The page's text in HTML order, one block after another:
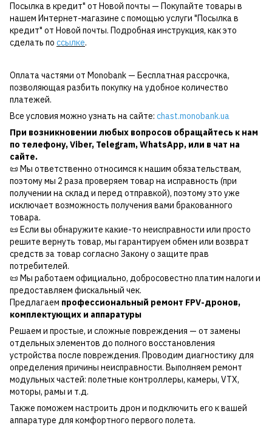
Посылка в кредит" от Новой почты — Покупайте товары в
нашем Интернет-магазине с помощью услуги "Посылка в
кредит" от Новой почты. Подробная инструкция, как это
сделать по ссылке.
Оплата частями от Monobank — Бесплатная рассрочка,
позволяющая разбить покупку на удобное количество
платежей.
Все условия можно узнать на сайте: chast.monobank.ua
При возникновении любых вопросов обращайтесь к нам
по телефону,Viber, Telegram,WhatsApp, или в чат на
сайте.
📜 Мы ответственно относимся к нашим обязательствам,
поэтому мы 2 раза проверяем товар на исправность (при
получении на склад и перед отправкой), поэтому это уже
исключает возможность получения вами бракованного
товара.
📜 Если вы обнаружите какие-то неисправности или просто
решите вернуть товар, мы гарантируем обмен или возврат
средств за товар согласно Закону о защите прав
потребителей.
📜 Мы работаем официально, добросовестно платим налоги и
предоставляем фискальный чек.
Предлагаем профессиональный ремонт FPV-дронов,
комплектующих и аппаратуры
Решаем и простые, и сложные повреждения — от замены
отдельных элементов до полного восстановления
устройства после повреждения. Проводим диагностику для
определения причины неисправности. Выполняем ремонт
модульных частей: полетные контроллеры, камеры, VTX,
моторы, рамы и т.д.
Также поможем настроить дрон и подключить его к вашей
аппаратуре для комфортного первого полета.